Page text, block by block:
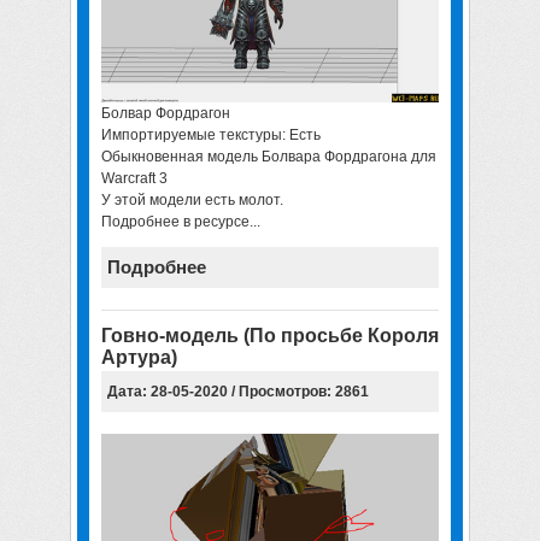
Болвар Фордрагон
Импортируемые текстуры: Есть
Обыкновенная модель Болвара Фордрагона для
Warcraft 3
У этой модели есть молот.
Подробнее в ресурсе...
Подробнее
Говно-модель (По просьбе Короля
Артура)
Дата: 28-05-2020 / Просмотров: 2861